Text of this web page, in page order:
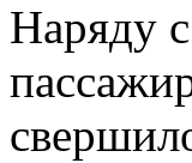
Наряду